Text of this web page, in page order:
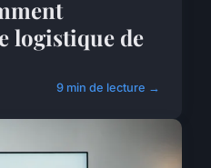
logistique de
9 min de lecture →